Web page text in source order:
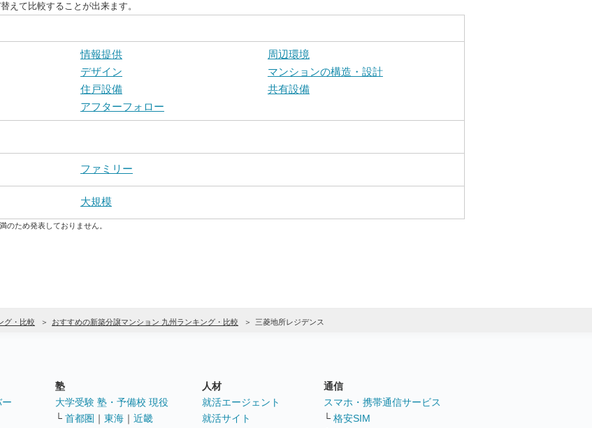
えて比較することが出来ます。
情報提供
周辺環境
デザイン
マンションの構造・設計
住戸設備
共有設備
アフターフォロー
ファミリー
大規模
ため発表しておりません。
グ・比較 おすすめの新築分譲マンション 九州ランキング・比較 三菱地所レジデンス
塾
大学受験 塾・予備校 現役
└ 首都圏 ｜ 東海 ｜ 近畿
人材
就活エージェント
就活サイト
通信
スマホ・携帯通信サービス
└ 格安SIM